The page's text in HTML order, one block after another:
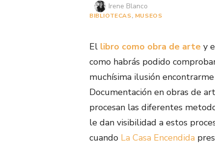
Autor
Irene Blanco
BIBLIOTECAS, MUSEOS
El libro como obra de arte y
como habrás podido
muchísima ilusión
Documentación en obras de
procesan las diferentes
le dan visibilidad a estos
cuando La Casa Encendida